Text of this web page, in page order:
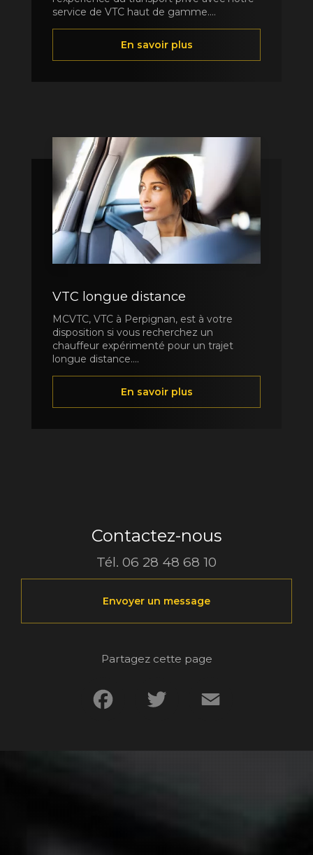
service de VTC haut de gamme....
En savoir plus
VTC longue distance
MCVTC, VTC à Perpignan, est à votre
disposition si vous recherchez un
chauffeur expérimenté pour un trajet
longue distance....
En savoir plus
Contactez-nous
Tél. 06 28 48 68 10
Envoyer un message
Partagez cette page